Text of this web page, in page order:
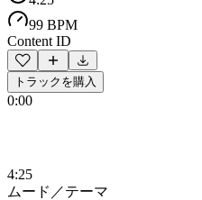
99 BPM
Content ID
トラックを購入
0:00
4:25
ムード／テーマ